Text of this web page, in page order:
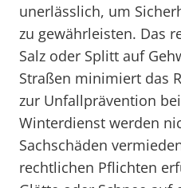
unerlässlich, um
zu gewährleisten. Das
Salz oder Splitt auf
Straßen minimiert das
zur Unfallprävention
Winterdienst werden
Sachschäden
rechtlichen Pflichten